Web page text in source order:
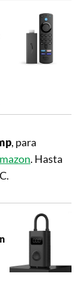
, para
. Hasta